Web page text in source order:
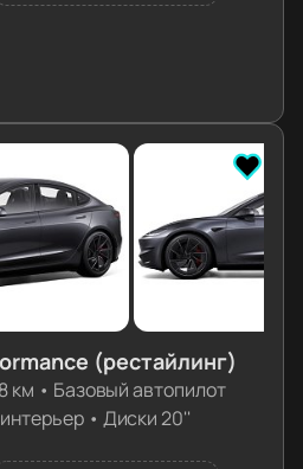
(рестайлинг)
км • Базовый автопилот
• Диски 20''